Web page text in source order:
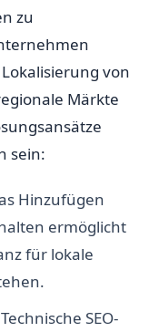
zu
von
Märkte
sein:
Hinzufügen
ermöglicht
für lokale
SEO-